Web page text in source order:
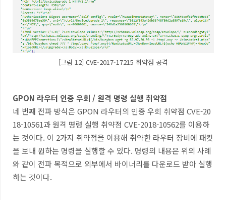
[그림 12] CVE-2017-17215 취약점 공격
GPON 라우터 인증 우회 / 원격 명령 실행 취약점
네 번째 전파 방식은 GPON 라우터의 인증 우회 취약점 CVE-20
18-10561과 원격 명령 실행 취약점 CVE-2018-10562를 이용하
는 것이다. 이 2가지 취약점을 이용해 취약한 라우터 장비에 패킷
을 보내 원하는 명령을 실행할 수 있다. 명령의 내용은 위의 사례
와 같이 전파 목적으로 외부에서 바이너리를 다운로드 받아 실행
하는 것이다.